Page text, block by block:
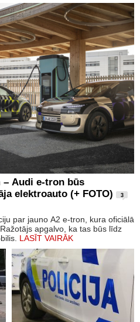
– Audi e-tron būs
elektroauto (+ FOTO)
3
par jauno A2 e-tron, kura oficiālā
apgalvo, ka tas būs līdz
LASĪT VAIRĀK